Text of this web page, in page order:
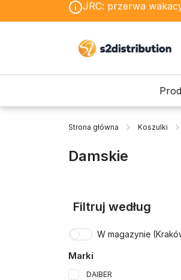
JRC: przerwa
Strona główna Koszulki
Damskie
Filtruj według
W magazynie
Marki
DAIBER